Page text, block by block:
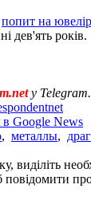
попит на
дев'ять років.
у
в Google News
, металлы,
повідомити